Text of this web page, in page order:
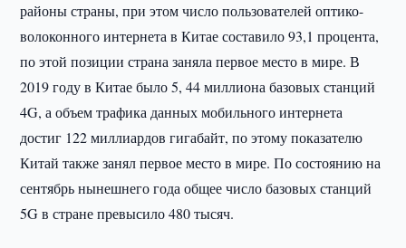
районы страны, при этом число пользователей оптико-
волоконного интернета в Китае составило 93,1 процента,
по этой позиции страна заняла первое место в мире. В
2019 году в Китае было 5, 44 миллиона базовых станций
4G, а объем трафика данных мобильного интернета
достиг 122 миллиардов гигабайт, по этому показателю
Китай также занял первое место в мире. По состоянию на
сентябрь нынешнего года общее число базовых станций
5G в стране превысило 480 тысяч.